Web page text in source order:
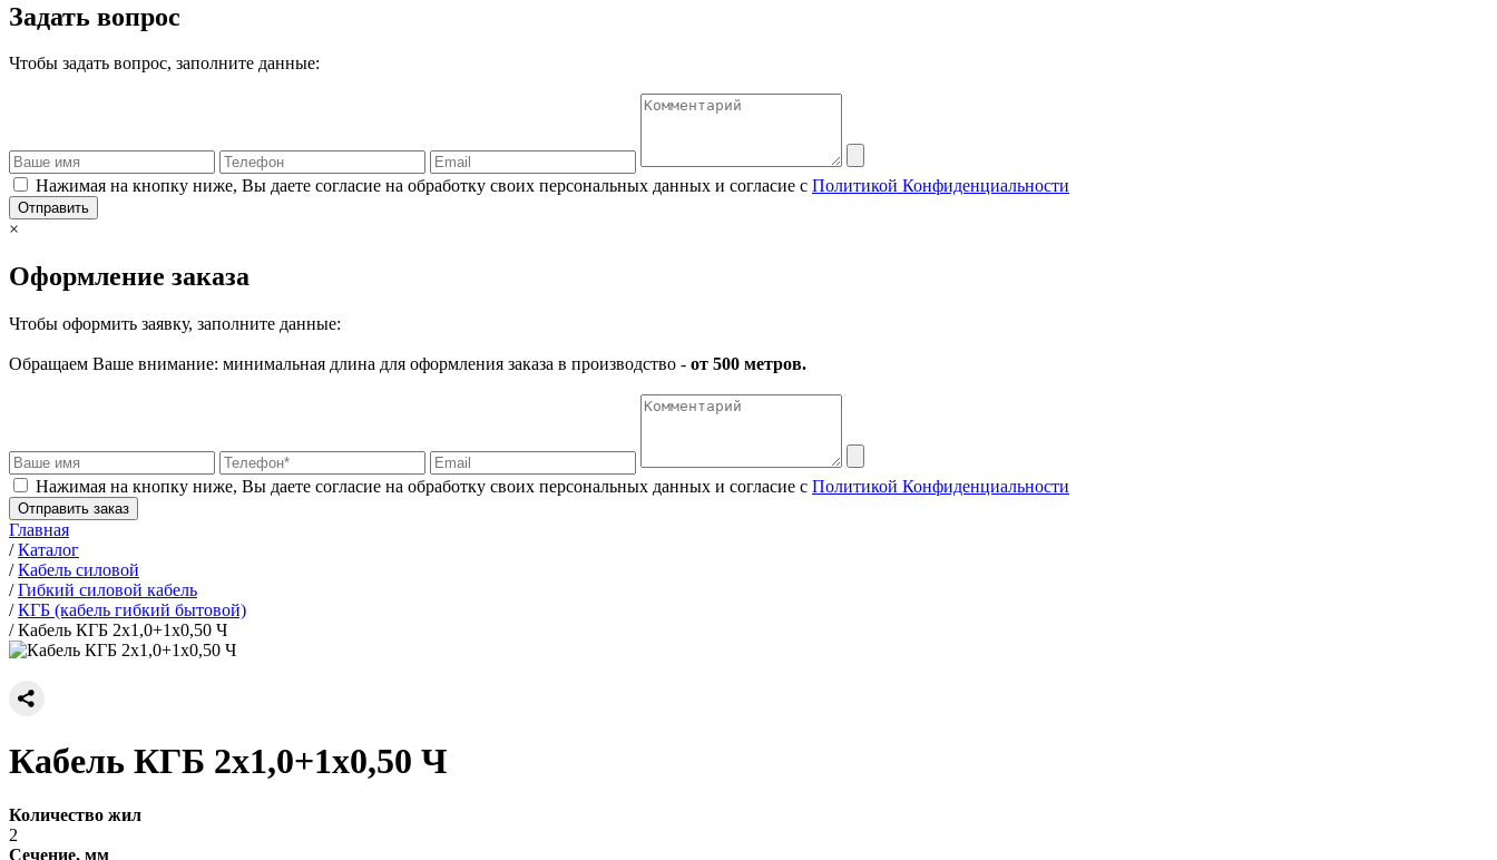
Задать вопрос
Чтобы задать вопрос, заполните данные:
Нажимая на кнопку ниже, Вы даете согласие на обработку своих персональных данных и согласие с Политикой Конфиденциальности
Отправить
×
Оформление заказа
Чтобы оформить заявку, заполните данные:
Обращаем Ваше внимание: минимальная длина для оформления заказа в производство - от 500 метров.
Нажимая на кнопку ниже, Вы даете согласие на обработку своих персональных данных и согласие с Политикой Конфиденциальности
Отправить заказ
Главная
/Каталог
/Кабель силовой
/Гибкий силовой кабель
/КГБ (кабель гибкий бытовой)
/Кабель КГБ 2х1,0+1х0,50 Ч
Кабель КГБ 2х1,0+1х0,50 Ч
Количество жил
2
Сечение, мм